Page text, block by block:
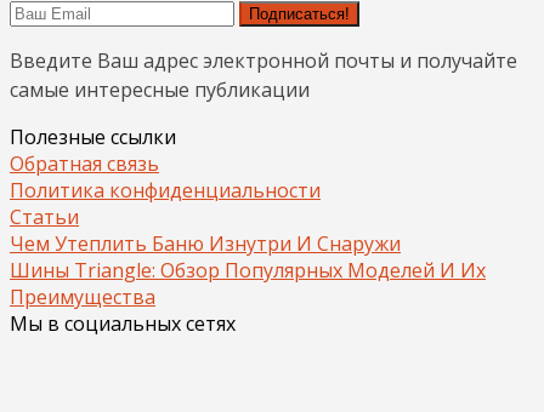
Подписаться!
Введите Ваш адрес электронной почты и получайте
самые интересные публикации
Полезные ссылки
Обратная связь
Политика конфиденциальности
Статьи
Чем Утеплить Баню Изнутри И Снаружи
Шины Triangle: Обзор Популярных Моделей И Их
Преимущества
Мы в социальных сетях